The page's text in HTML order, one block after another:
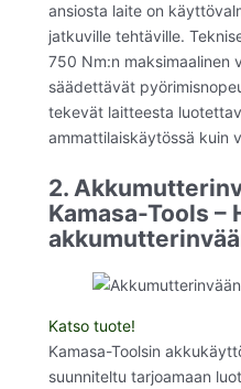
ansiosta laite on
jatkuville tehtäville.
750 Nm:n maksimaalinen
säädettävät
tekevät laitteesta
ammattilaiskäytössä kuin
2.
Kamasa-Tools –
Katso tuote!
Kamasa-Toolsin
suunniteltu tarjoamaan